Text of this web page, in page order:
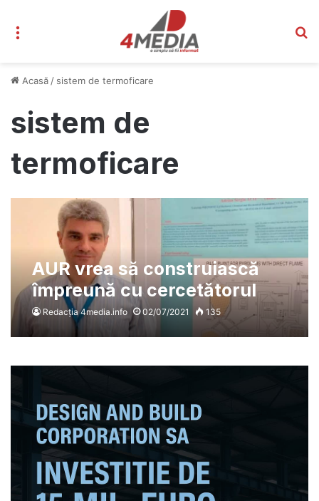
Acasă / sistem de termoficare
sistem de
termoficare
AUR vrea să construiască
împreună cu cercetătorul
Adrian Aciu un sistem de
termoficare nepoluant
Redacția 4media.info 02/07/2021 135